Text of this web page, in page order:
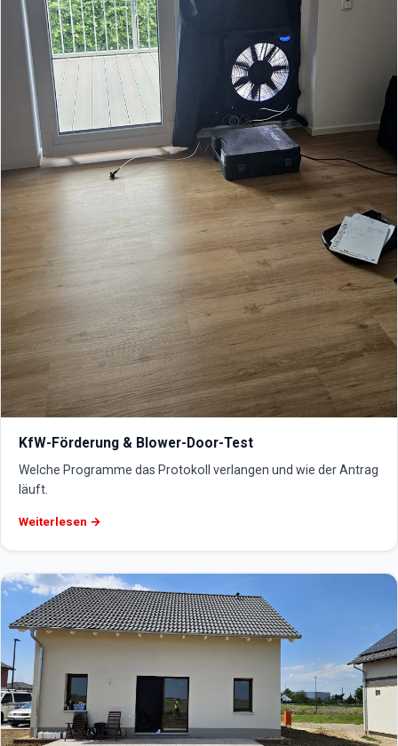
KfW-Förderung & Blower-Door-Test
Welche Programme das Protokoll verlangen und wie der Antrag
läuft.
Weiterlesen →